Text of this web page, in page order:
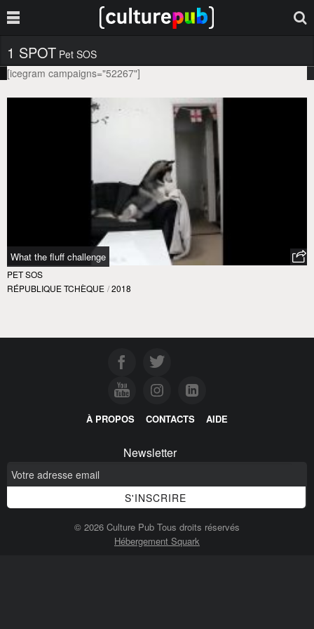
1 SPOT Pet SOS
[icegram campaigns="52267"]
What the fluff challenge
PET SOS
RÉPUBLIQUE TCHÈQUE / 2018
À PROPOS CONTACTS AIDE
Newsletter
© 2026 Culture Pub Tous droits réservés
Hébergement Squark